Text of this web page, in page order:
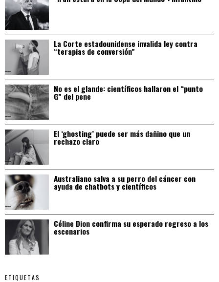
La Corte estadounidense invalida ley contra
“terapias de conversión”
No es el glande: científicos hallaron el “punto
G” del pene
El ‘ghosting’ puede ser más dañino que un
rechazo claro
Australiano salva a su perro del cáncer con
ayuda de chatbots y científicos
Céline Dion confirma su esperado regreso a los
escenarios
ETIQUETAS